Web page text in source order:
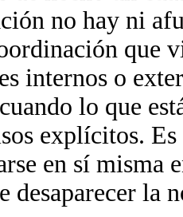
no hay ni
que
internos o
lo que
explícitos.
en sí misma
desaparecer la